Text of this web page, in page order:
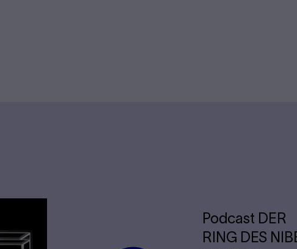
Pod­cast DER
RING DES